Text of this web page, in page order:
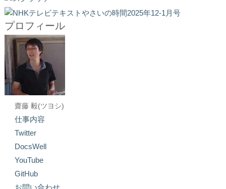
プロフィール
齋藤 毅(ツヨシ)
仕事内容
Twitter
DocsWell
YouTube
GitHub